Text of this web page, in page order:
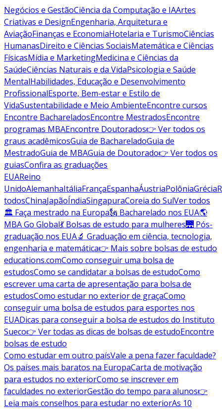
Negócios e GestãoCiência da Computação e IAArtes
Criativas e DesignEngenharia, Arquitetura e
AviaçãoFinanças e EconomiaHotelaria e TurismoCiências
HumanasDireito e Ciências SociaisMatemática e Ciências
FísicasMídia e MarketingMedicina e Ciências da
SaúdeCiências Naturais e da VidaPsicologia e Saúde
MentalHabilidades, Educação e Desenvolvimento
ProfissionalEsporte, Bem-estar e Estilo de
VidaSustentabilidade e Meio AmbienteEncontre cursos
Encontre BachareladosEncontre MestradosEncontre
programas MBAEncontre Doutorados👉 Ver todos os
graus acadêmicosGuia de BachareladoGuia de
MestradoGuia de MBAGuia de Doutorado👉 Ver todos os
guiasConfira as graduações
EUAReino
UnidoAlemanhaItáliaFrançaEspanhaÁustriaPolôniaGrécia
todosChinaJapãoÍndiaSingapuraCoreia do SulVer todos
🏛 Faça mestrado na Europa🗽 Bacharelado nos EUA🌎
MBA Go Global💃 Bolsas de estudo para mulheres🌉 Pós-
graduação nos EUA🔬 Graduação em ciência, tecnologia,
engenharia e matemática👉 Mais sobre bolsas de estudo
educations.comComo conseguir uma bolsa de
estudosComo se candidatar a bolsas de estudoComo
escrever uma carta de apresentação para bolsa de
estudosComo estudar no exterior de graçaComo
conseguir uma bolsa de estudos para esportes nos
EUADicas para conseguir a bolsa de estudos do Instituto
Sueco👉 Ver todas as dicas de bolsas de estudoEncontre
bolsas de estudo
Como estudar em outro paísVale a pena fazer faculdade?
Os países mais baratos na EuropaCarta de motivação
para estudos no exteriorComo se inscrever em
faculdades no exteriorGestão do tempo para alunos👉
Leia mais conselhos para estudar no exteriorAs 10